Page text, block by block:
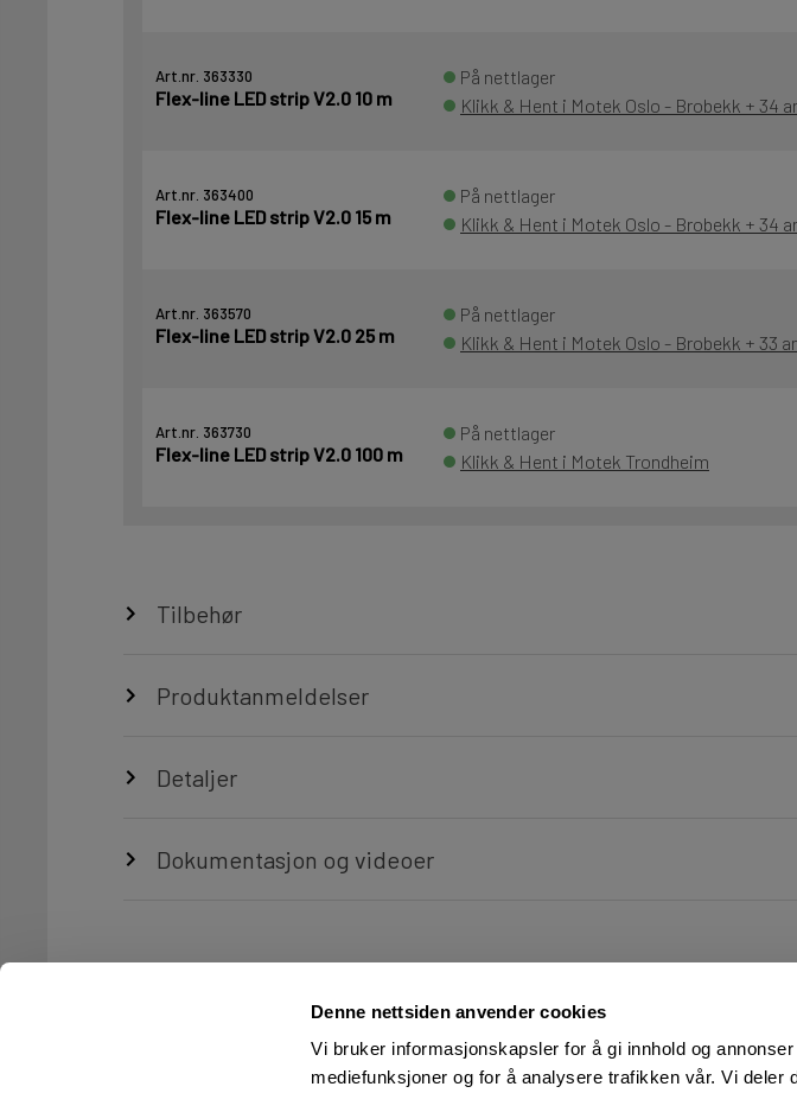
Denne nettsiden anvender cookies
Vi bruker informasjonskapsler for å gi innhold og
mediefunksjoner og for å analysere trafikken vår. Vi deler
Art.nr. 363330
Flex-line LED strip V2.0 10 m
På nettlager
Klikk & Hent i Motek Oslo - Brobekk + 34
Art.nr. 363400
Flex-line LED strip V2.0 15 m
På nettlager
Klikk & Hent i Motek Oslo - Brobekk + 34
Art.nr. 363570
Flex-line LED strip V2.0 25 m
På nettlager
Klikk & Hent i Motek Oslo - Brobekk + 33
Art.nr. 363730
Flex-line LED strip V2.0 100 m
På nettlager
Klikk & Hent i Motek Trondheim
Tilbehør
Produktanmeldelser
Detaljer
Dokumentasjon og videoer